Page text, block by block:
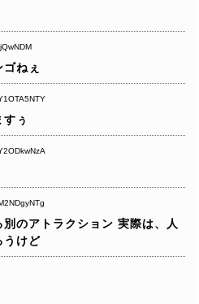
ねぇ
ぅ
別のアトラクション 実際は、人
うけど